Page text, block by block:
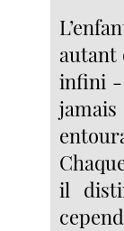
autant
infini -
il